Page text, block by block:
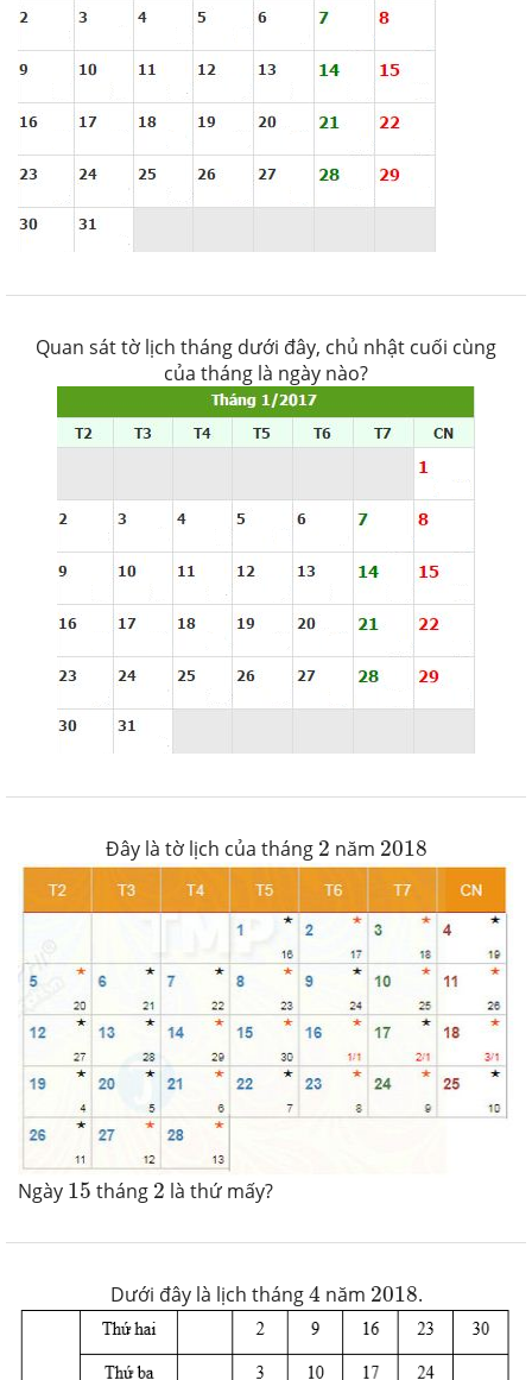
Quan sát tờ lịch tháng dưới đây, chủ nhật cuối cùng
của tháng là ngày nào?
Đây là tờ lịch của tháng 2
2 năm 2018
2018
Ngày 15
15 tháng 2
2 là thứ mấy?
Dưới đây là lịch tháng4
4 năm 2018
2018.